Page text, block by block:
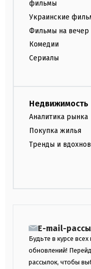
фильмы
Украинские
Фильмы на вечер
Комедии
Сериалы
Недвижимость
Аналитика рынка
Покупка жилья
Тренды и
E-mail-
Будьте в курсе всех
обновлений!
рассылок, чтобы